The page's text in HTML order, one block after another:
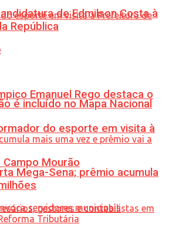
Emanuel Rego destaca o
do esporte em visita à
Mourão
de Edmilson Costa à
República
é incluído no Mapa Nacional
Mega-Sena; prêmio acumula